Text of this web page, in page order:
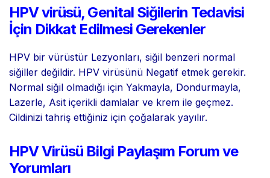
HPV virüsü, Genital Siğilerin Tedavisi
İçin Dikkat Edilmesi Gerekenler
HPV bir vürüstür Lezyonları, siğil benzeri normal
siğiller değildir. HPV virüsünü Negatif etmek gerekir.
Normal siğil olmadığı için Yakmayla, Dondurmayla,
Lazerle, Asit içerikli damlalar ve krem ile geçmez.
Cildinizi tahriş ettiğiniz için çoğalarak yayılır.
HPV Virüsü Bilgi Paylaşım Forum ve
Yorumları